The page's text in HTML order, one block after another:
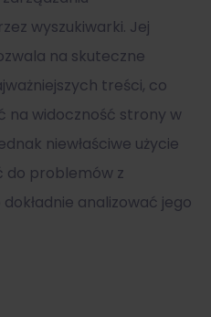
wyszukiwarki. Jej
na skuteczne
treści, co
na widoczność strony w
niewłaściwe użycie
do problemów z
analizować jego